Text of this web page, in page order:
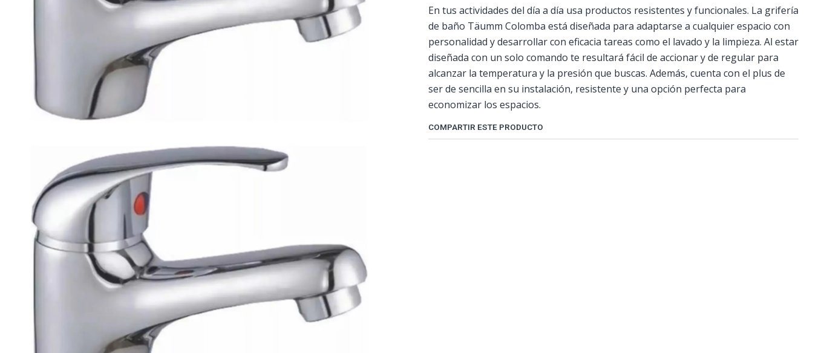
En tus actividades del día a día usa productos resistentes y funcionales. La grifería
de baño Täumm Colomba está diseñada para adaptarse a cualquier espacio con
personalidad y desarrollar con eficacia tareas como el lavado y la limpieza. Al estar
diseñada con un solo comando te resultará fácil de accionar y de regular para
alcanzar la temperatura y la presión que buscas. Además, cuenta con el plus de
ser de sencilla en su instalación, resistente y una opción perfecta para
economizar los espacios.
COMPARTIR ESTE PRODUCTO